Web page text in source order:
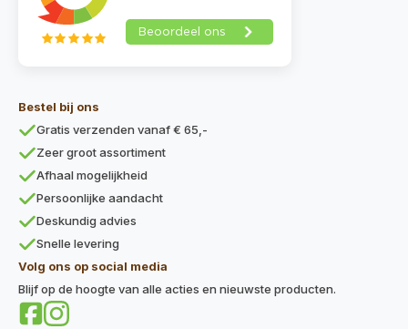
Bestel bij ons
Gratis verzenden vanaf € 65,-
Zeer groot assortiment
Afhaal mogelijkheid
Persoonlijke aandacht
Deskundig advies
Snelle levering
Volg ons op social media
Blijf op de hoogte van alle acties en nieuwste producten.